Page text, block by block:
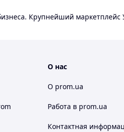
Крупнейший
О нас
О prom.ua
Работа в prom.ua
Контактная